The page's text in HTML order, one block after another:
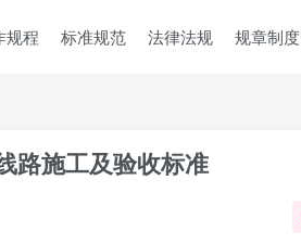
规程 标准规范 法律法规 规章制度
路施工及验收标准